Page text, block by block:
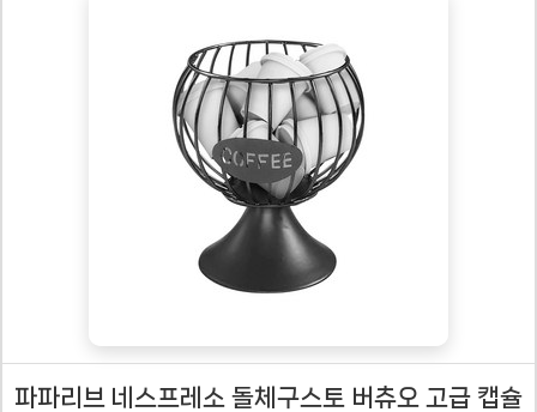
파파리브 네스프레소 돌체구스토 버츄오 고급 캡슐